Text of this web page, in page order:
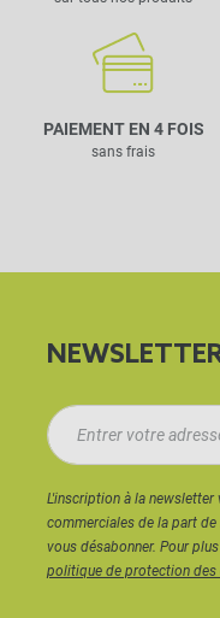
PAIEMENT EN 4 FOIS
sans frais
L'inscription à la
commerciales de la part
vous désabonner. Pour
politique de protection des